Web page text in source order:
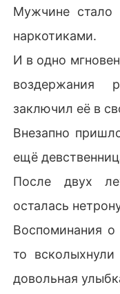
Мужчине стало
наркотиками.
И в одно
воздержания
заключил её в
Внезапно
ещё
После двух
осталась
Воспоминания
то
довольная